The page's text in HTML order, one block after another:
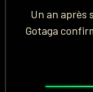
Un an après
Gotaga